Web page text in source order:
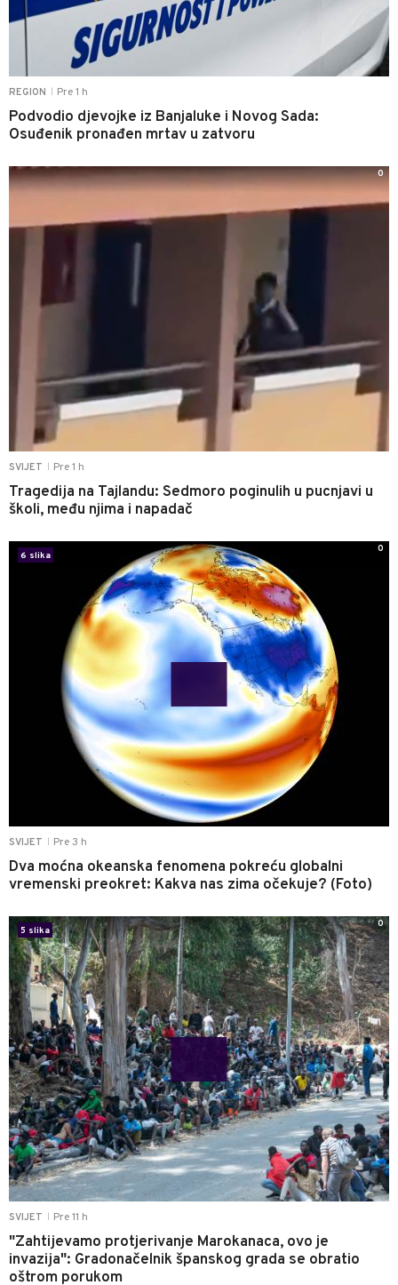
REGION Pre 1 h
Podvodio djevojke iz Banjaluke i Novog Sada:
Osuđenik pronađen mrtav u zatvoru
SVIJET Pre 1 h
Tragedija na Tajlandu: Sedmoro poginulih u pucnjavi u
školi, među njima i napadač
0
SVIJET Pre 3 h
Dva moćna okeanska fenomena pokreću globalni
vremenski preokret: Kakva nas zima očekuje? (Foto)
6 slika
0
SVIJET Pre 11 h
"Zahtijevamo protjerivanje Marokanaca, ovo je
invazija": Gradonačelnik španskog grada se obratio
oštrom porukom
5 slika
0